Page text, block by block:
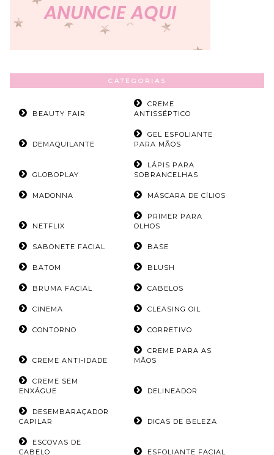
CATEGORIAS
BEAUTY FAIR
CREME
ANTISSÉPTICO
DEMAQUILANTE
GEL ESFOLIANTE
PARA MÃOS
GLOBOPLAY
LÁPIS PARA
SOBRANCELHAS
MADONNA MÁSCARA DE CÍLIOS
NETFLIX
PRIMER PARA
OLHOS
SABONETE FACIAL BASE
BATOM BLUSH
BRUMA FACIAL CABELOS
CINEMA CLEASING OIL
CONTORNO CORRETIVO
CREME ANTI-IDADE
CREME PARA AS
MÃOS
CREME SEM
ENXÁGUE
DELINEADOR
DESEMBARAÇADOR
CAPILAR
DICAS DE BELEZA
ESCOVAS DE
CABELO
ESFOLIANTE FACIAL